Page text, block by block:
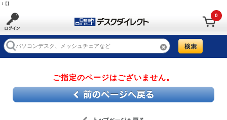
/【】
0
ご指定のページはございません。